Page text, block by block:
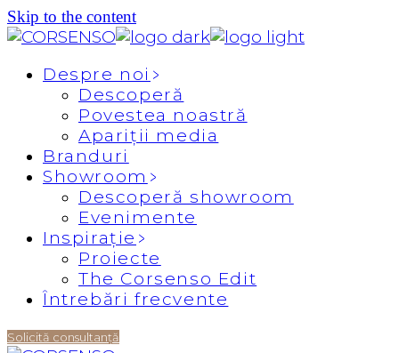
Skip to the content
Despre noi
Descoperă
Povestea noastră
Apariții media
Branduri
Showroom
Descoperă showroom
Evenimente
Inspirație
Proiecte
The Corsenso Edit
Întrebări frecvente
Solicită consultanță